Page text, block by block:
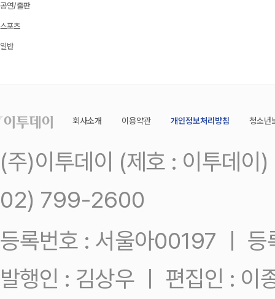
공연/출판
스포츠
일반
회사소개 이용약관 개인정보처리방침 청소년
(주)이투데이 (제호 : 이투데
02) 799-2600
등록번호 : 서울아00197 ㅣ
발행인 : 김상우 ㅣ 편집인 : 이